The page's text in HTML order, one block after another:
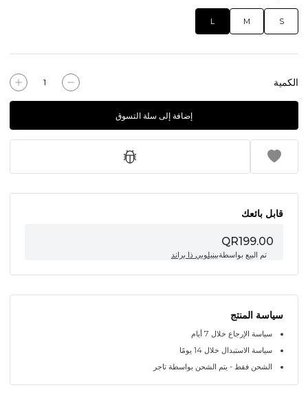
S
M
L
الكمية
إضافة إلى سلة التسوق
قابل بائعك
QR199.00
تم البيع بواسطةبينيلوبي ذا براند
سياسة المنتج
سياسة الإرجاع خلال 7 أيام
سياسة الاستبدال خلال 14 يومًا
الشحن فقط - يتم الشحن بواسطة تاجر